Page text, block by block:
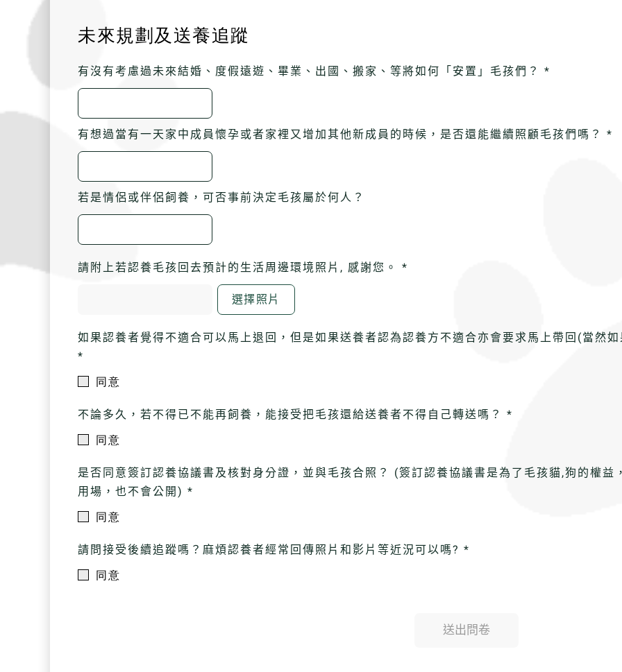
未來規劃及送養追蹤
有沒有考慮過未來結婚、度假遠遊、畢業、出國、搬家、等將如何「安置」毛孩們？ *
有想過當有一天家中成員懷孕或者家裡又增加其他新成員的時候，是否還能繼續照顧毛孩們嗎？ *
若是情侶或伴侶飼養，可否事前決定毛孩屬於何人？
請附上若認養毛孩回去預計的生活周邊環境照片, 感謝您。 *
選擇照片
如果認養者覺得不適合可以馬上退回，但是如果送養者認為認養方不適合亦會要求馬上帶回(當然
*
同意
不論多久，若不得已不能再飼養，能接受把毛孩還給送養者不得自己轉送嗎？ *
同意
是否同意簽訂認養協議書及核對身分證，並與毛孩合照？ (簽訂認養協議書是為了毛孩貓,狗的權
用場，也不會公開) *
同意
請問接受後續追蹤嗎？麻煩認養者經常回傳照片和影片等近況可以嗎? *
同意
送出問卷